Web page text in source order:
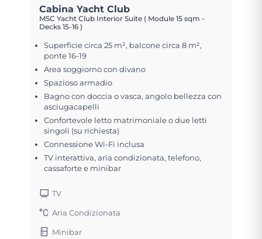
Cabina Yacht Club
MSC Yacht Club Interior Suite ( Module 15 sqm -
Decks 15-16 )
Superficie circa 25 m², balcone circa 8 m²,
ponte 16-19
Area soggiorno con divano
Spazioso armadio
Bagno con doccia o vasca, angolo bellezza con
asciugacapelli
Confortevole letto matrimoniale o due letti
singoli (su richiesta)
Connessione Wi-Fi inclusa
TV interattiva, aria condizionata, telefono,
cassaforte e minibar
TV
Aria Condizionata
Minibar